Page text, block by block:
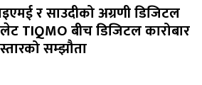
र साउदीको अग्रणी डिजिटल
TIQMO बीच डिजिटल कारोबार
सम्झौता